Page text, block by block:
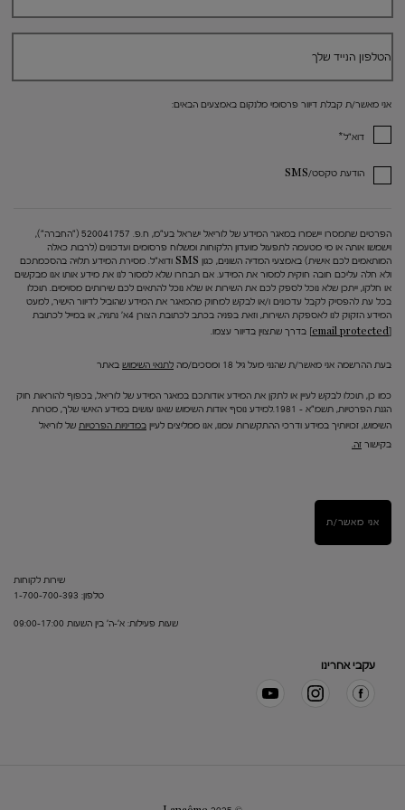
הטלפון הנייד שלך
אני מאשר/ת קבלת דיוור פרסומי מלנקום באמצעים הבאים:
דוא"ל*
הודעת טקסט/SMS
הפרטים שתמסרו יישמרו במאגר המידע של לוריאל ישראל בע"מ, ח.פ. 520041757 ("החברה"),
וישמשו אותה או מי מטעמה לתפעול מועדון הלקוחות ומשלוח פרסומים ועדכונים (לרבות כאלה
המותאמים לכם אישית) באמצעי המדיה השונים, כגון SMS ודוא"ל. מסירת המידע תלויה בהסכמתכם
ולא חלה עליכם חובה חוקית למסור את המידע. אם תבחרו שלא למסור לנו את מידע אותו אנו מבקשים
או חלקו, ייתכן שלא נוכל לספק לכם את השירות או שלא נוכל להתאים לכם שירותים מסוימים. תוכלו
בכל עת להפסיק לקבל עדכונים ו/או לבקש למחוק מהמאגר את המידע שהוביל לדיוור הישיר, למעט
המידע הזקוק לנו לאספקת השירות, וזאת בפניה בכתב לכתובת הצורן 4א' נתניה, או במייל לכתובת
[email protected]
בדרך שתצוין בדיוור עצמו.
בעת ההרשמה אני מאשר/ת שהנני מעל גיל 18 ומסכים/מה לתנאי השימוש באתר
כמו כן, תוכלו לבקש לעיין או לתקן את המידע אודותכם במאגר המידע של לוריאל, בכפוף להוראות חוק
הגנת הפרטיות, תשמ"א – 1981.למידע נוסף אודות השימוש שאנו עושים במידע האישי שלך, מטרות
השימוש, זכויותיך במידע ודרכי ההתקשרות עמנו, אנו ממליצים לעיין במדיניות הפרטיות של לוריאל
בקישור זה.
אני מאשר/ת
שירות לקוחות
טלפון: 1-700-700-393
שעות פעילות: א'-ה' בין השעות 09:00-17:00
עקבי אחרינו